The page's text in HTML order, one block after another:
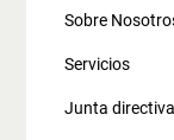
Sobre
Servicios
Junta directiva